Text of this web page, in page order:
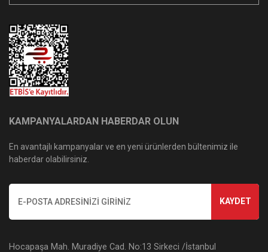
KAMPANYALARDAN HABERDAR OLUN
En avantajlı kampanyalar ve en yeni ürünlerden bültenimiz ile
haberdar olabilirsiniz.
KAYDET
Hocapaşa Mah. Muradiye Cad. No:13 Sirkeci /İstanbul